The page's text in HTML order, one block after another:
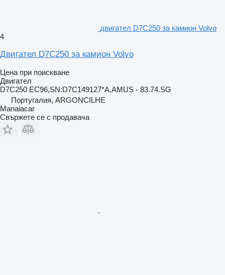
двигател D7C250 за камион Volvo
4
Двигател D7C250 за камион Volvo
Цена при поискване
Двигател
D7C250 EC96,SN:D7C149127*A,AMUS - 83.74.SG
Португалия, ARGONCILHE
Manaiacar
Свържете се с продавача